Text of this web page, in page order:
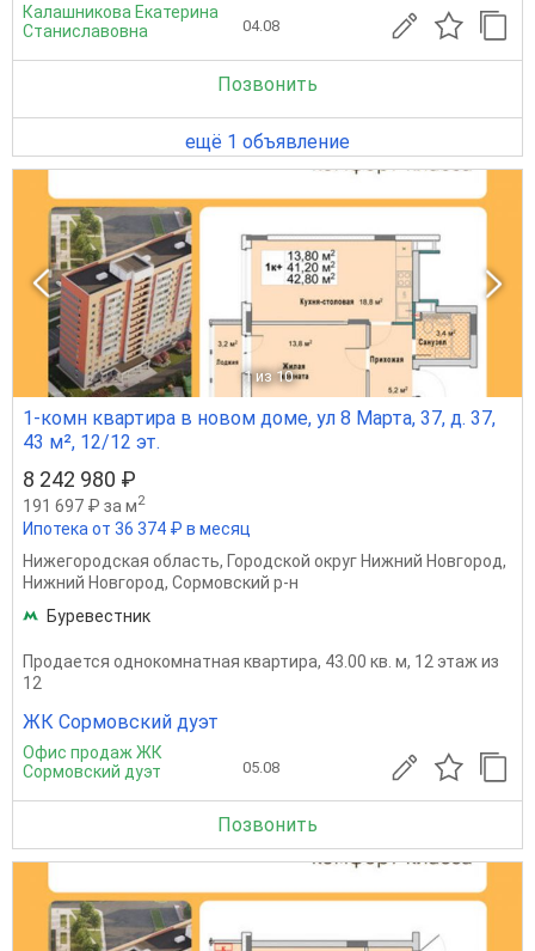
Калашникова Екатерина
Станиславовна
04.08
Позвонить
ещё 1 объявление
1 из 10
1-комн квартира в новом доме, ул 8 Марта, 37, д. 37,
43 м², 12/12 эт.
8 242 980 ₽
191 697 ₽ за м2
Ипотека от 36 374 ₽ в месяц
Нижегородская область, Городской округ Нижний Новгород,
Нижний Новгород, Сормовский р-н
Буревестник
Продается однокомнатная квартира, 43.00 кв. м, 12 этаж из
12
ЖК Сормовский дуэт
Офис продаж ЖК
Сормовский дуэт
05.08
Позвонить